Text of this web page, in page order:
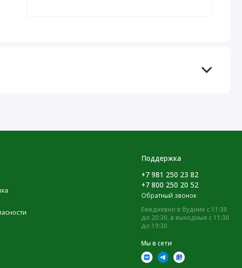
Поддержка
+7 981 250 23 82
+7 800 250 20 52
Обратный звонок
Ежедневно в будние с 11:30
до 20:30, в выходные с 11:30
до 19:30
Мы в сети